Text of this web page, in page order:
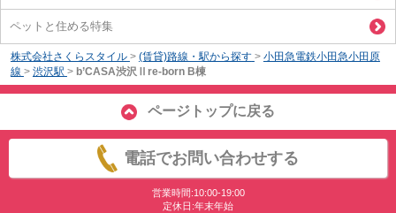
ペットと住める特集
株式会社さくらスタイル > (賃貸)路線・駅から探す > 小田急電鉄小田急小田原
線 > 渋沢駅 > b’CASA渋沢Ⅱre-born B棟
ページトップに戻る
電話でお問い合わせする
営業時間:10:00-19:00
定休日:年末年始